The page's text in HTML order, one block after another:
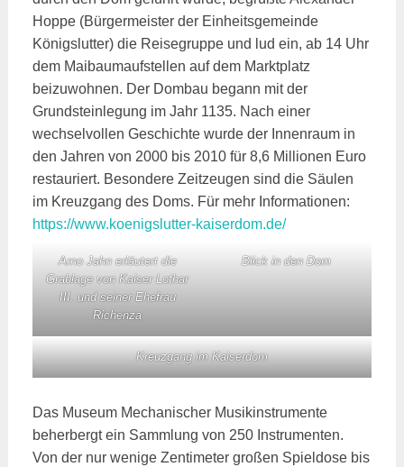
Hoppe (Bürgermeister der Einheitsgemeinde
Königslutter) die Reisegruppe und lud ein, ab 14 Uhr
dem Maibaumaufstellen auf dem Marktplatz
beizuwohnen. Der Dombau begann mit der
Grundsteinlegung im Jahr 1135. Nach einer
wechselvollen Geschichte wurde der Innenraum in
den Jahren von 2000 bis 2010 für 8,6 Millionen Euro
restauriert. Besondere Zeitzeugen sind die Säulen
im Kreuzgang des Doms. Für mehr Informationen:
https://www.koenigslutter-kaiserdom.de/
Arno Jahn erläutert die
Grablage von Kaiser Lothar
III. und seiner Ehefrau
Richenza
Blick in den Dom
Kreuzgang im Kaiserdom
Das Museum Mechanischer Musikinstrumente
beherbergt ein Sammlung von 250 Instrumenten.
Von der nur wenige Zentimeter großen Spieldose bis